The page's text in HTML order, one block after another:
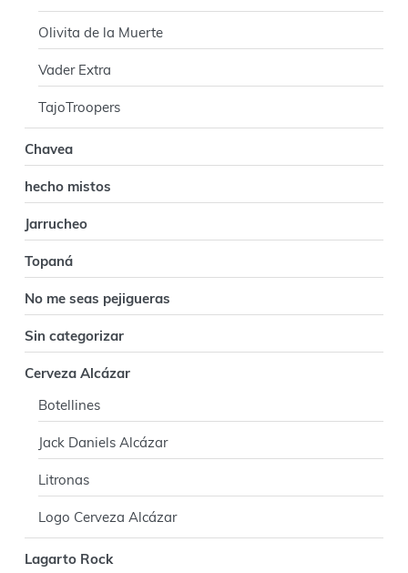
n
c
i
p
a
l
Olivita de la Muerte
Vader Extra
TajoTroopers
Chavea
hecho mistos
Jarrucheo
Topaná
No me seas pejigueras
Sin categorizar
Cerveza Alcázar
Botellines
Jack Daniels Alcázar
Litronas
Logo Cerveza Alcázar
Lagarto Rock